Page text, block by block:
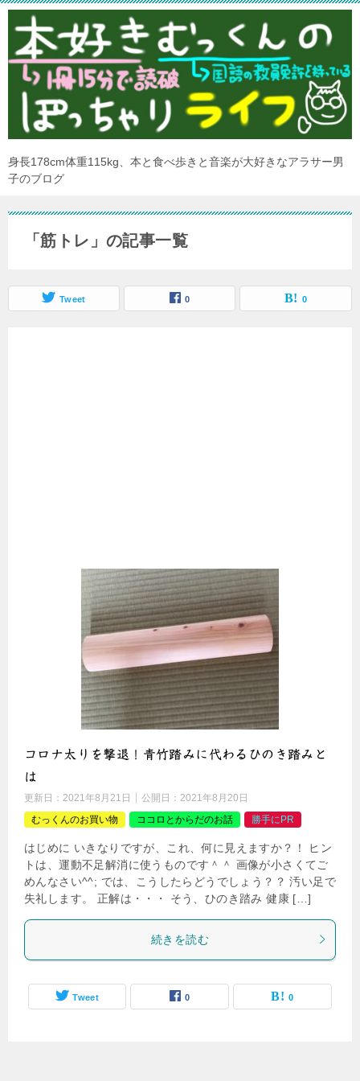
身長178cm体重115kg、本と食べ歩きと音楽が大好きなアラサー男
子のブログ
「筋トレ」の記事一覧
Tweet 0 0
コロナ太りを撃退！青竹踏みに代わるひのき踏みと
は
更新日： 2021年8月21日 公開日： 2021年8月20日
むっくんのお買い物
ココロとからだのお話 勝手にPR
はじめに いきなりですが、これ、何に見えますか？！ ヒン
トは、運動不足解消に使うものです＾＾ 画像が小さくてご
めんなさい^^; では、こうしたらどうでしょう？？ 汚い足で
失礼します。 正解は・・・ そう、ひのき踏み 健康 […]
続きを読む
Tweet 0 0